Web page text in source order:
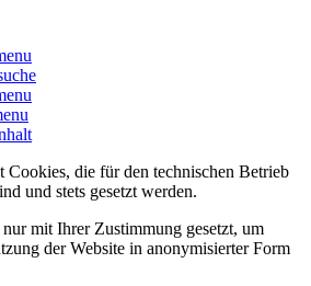
Cookies, die für den technischen Betrieb
und stets gesetzt werden.
mit Ihrer Zustimmung gesetzt, um
der Website in anonymisierter Form